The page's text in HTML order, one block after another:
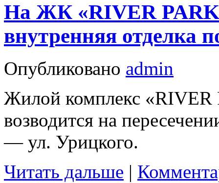
На ЖК «RIVER
внутренняя отделка
Опубликовано admin
Жилой комплекс
возводится на
— ул. Урицкого.
Читать дальше |